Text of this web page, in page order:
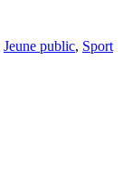
Jeune public, Sport